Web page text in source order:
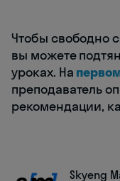
Чтобы свободно
вы можете
уроках. На
преподаватель
рекомендации,
Skyeng